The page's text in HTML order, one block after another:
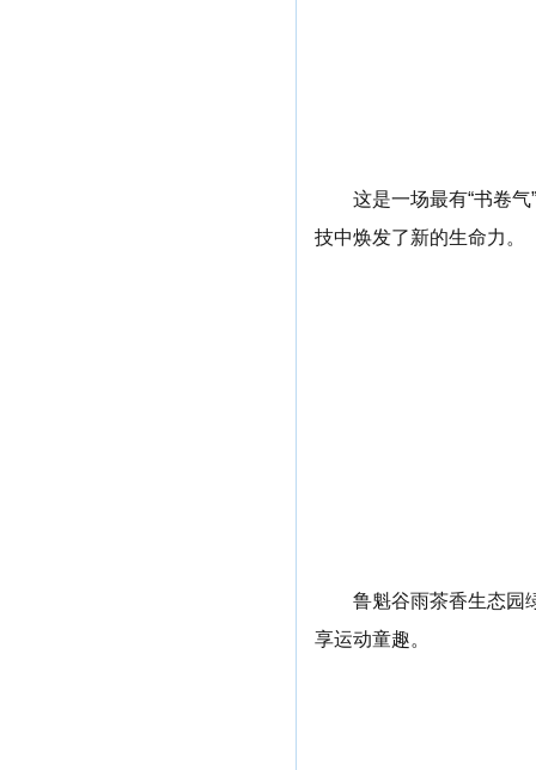
这是一场最有“书卷
技中焕发了新的生命力。
鲁魁谷雨茶香生态园
享运动童趣。